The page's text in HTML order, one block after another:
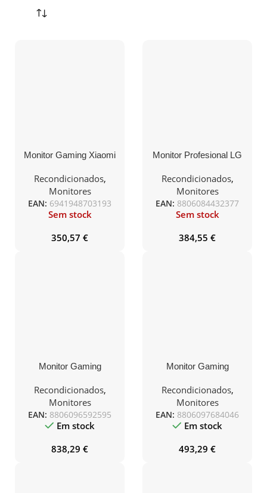
Monitor Gaming Xiaomi
27i 27″/ QHD/ 1ms/
180Hz/ IPS/ Negro
Recondicionados,
Monitores
EAN: 6941948703193
Sem stock
350,57 €
Monitor Profesional LG
Multimedia/ Regulable en
altura/ Plata
Recondicionados,
Monitores
EAN: 8806084432377
Sem stock
384,55 €
Monitor Gaming
UltraGear 32GX850A-B
32″/ 4K/ 0.03ms/ 330Hz/
OLED/ Regulable en
Altura/ Negro
Recondicionados,
Monitores
EAN: 8806096592595
Em stock
838,29 €
Monitor Gaming
G50SF S27FG502SU
27″/ QHD/ 0.03ms/
180Hz/ QD-OLED/
Negro
Recondicionados,
Monitores
EAN: 8806097684046
Em stock
493,29 €